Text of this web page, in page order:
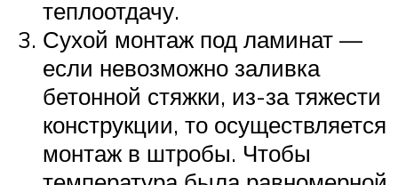
теплоотдачу.
Сухой монтаж под ламинат —
если невозможно заливка
бетонной стяжки, из-за тяжести
конструкции, то осуществляется
монтаж в штробы. Чтобы